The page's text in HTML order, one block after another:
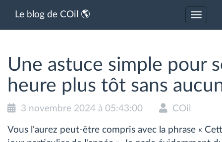
Le blog de COil 🌎
Activer
Une astuce simple pour
heure plus tôt sans
3 novembre 2024 à 05:43:00 COil
Vous l'aurez peut-être compris avec la phrase «